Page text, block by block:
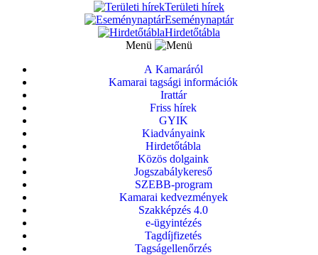
Területi hírek
Eseménynaptár
Hirdetőtábla
Menü
A Kamaráról
Kamarai tagsági információk
Irattár
Friss hírek
GYIK
Kiadványaink
Hirdetőtábla
Közös dolgaink
Jogszabálykereső
SZEBB-program
Kamarai kedvezmények
Szakképzés 4.0
e-ügyintézés
Tagdíjfizetés
Tagságellenőrzés